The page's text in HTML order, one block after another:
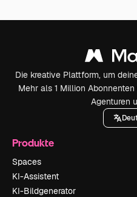
Die kreative Plattform, um
Mehr als 1 Million
Agenturen
Produkte
Spaces
KI-Assistent
KI-Bildgenerator